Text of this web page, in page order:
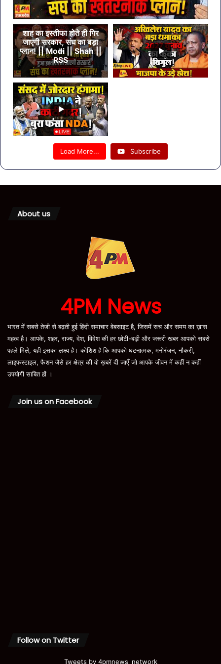
शाह का इस्तीफा होते ही गिर
जाएगी सरकार, संघ का बड़ा
प्लान! || Modi || Shah ||
RSS
Load More... Subscribe
About us
4PM News
भारत में सबसे तेजी से बढ़ती हुई हिंदी समाचार वेबसाइट है, जिसमें सच और समय का ख़ास
महत्व है। आपके, शहर, राज्य, देश, विदेश की हर छोटी-बड़ी और जरूरी खबर आपको सबसे
पहले मिले, यही इसका लक्ष्य है। कोशिश है कि आपको घटनात्मक, मनोरंजन, नौकरी,
लाइफस्टाइल, फैशन जैसे हर क्षेत्र की वो ख़बरें दी जाएँ जो आपके जीवन में कहीं न कहीं
उपयोगी साबित हों ।
Join us on Facebook
Follow on Twitter
Tweets by 4pmnews_network